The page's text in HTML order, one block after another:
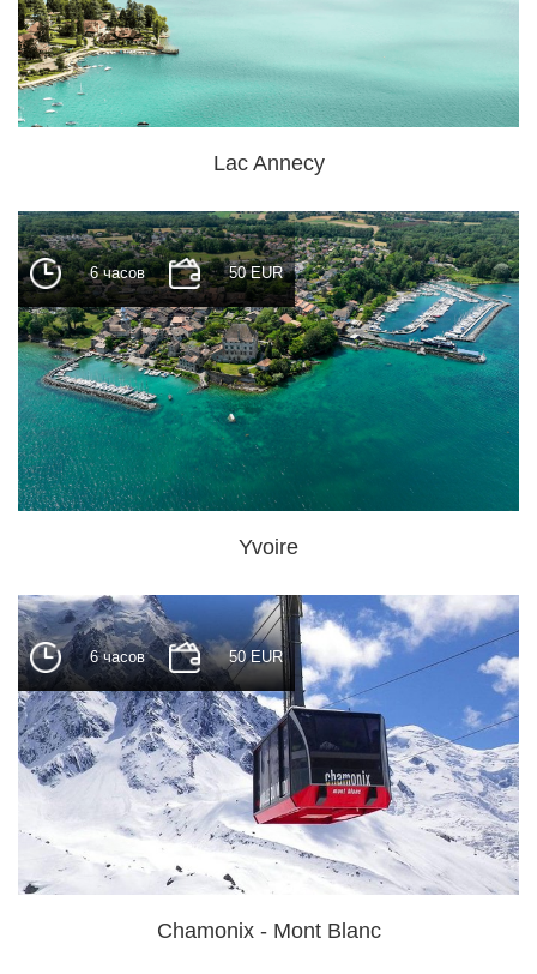
Lac Annecy
6 часов 50 EUR
Yvoire
6 часов 50 EUR
Chamonix - Mont Blanc